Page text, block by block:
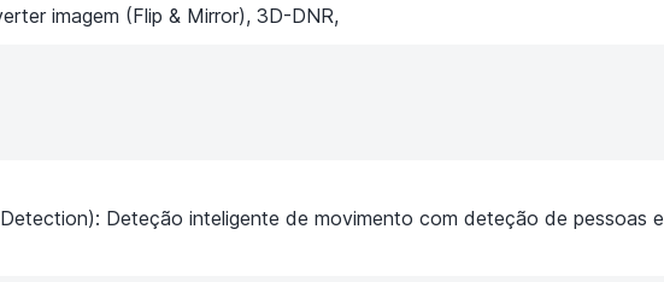
imagem (Flip & Mirror), 3D-DNR,
Deteção inteligente de movimento com deteção de pessoas e